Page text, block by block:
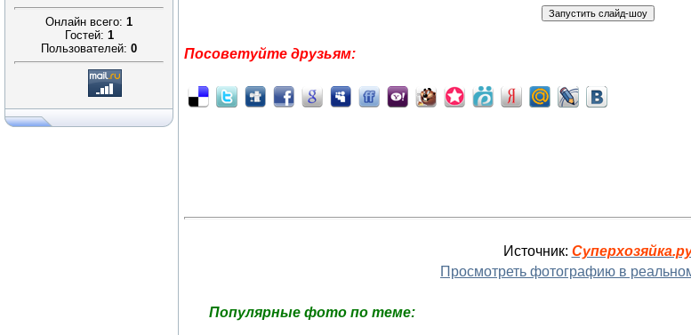
Онлайн всего: 1
Гостей: 1
Пользователей: 0 Посоветуйте друзьям:
Источник:
Просмотреть фотографию в
Популярные фото по теме: